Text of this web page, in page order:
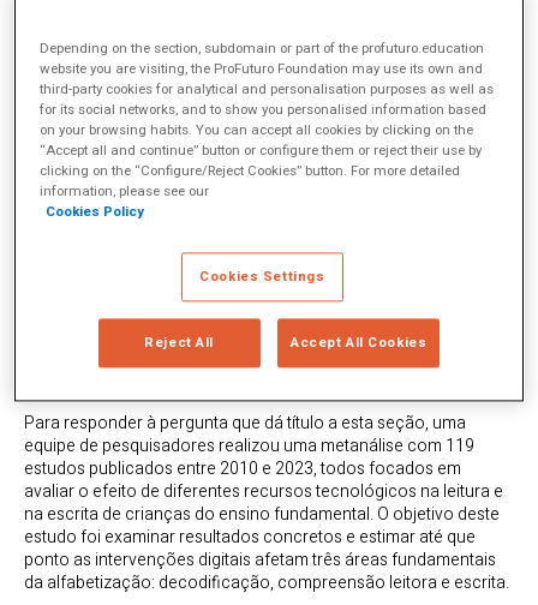
currículo.Enquanto alguns sistemas adotaram soluções digitais
de forma relativamente rápida, outros enfrentaram sérias
limitações de infraestrutura e acesso. Nesse contexto, a
alfabetização infantil — um requisito essencial para o
desenvolvimento acadêmico — tornou-se o foco de muitos
pesquisadores que buscam entender se as ferramentas
tecnológicas realmente fazem diferença.
A tecnologia realmente
melhora a alfabetização? O
que diz a evidência
Para responder à pergunta que dá título a esta seção, uma
equipe de pesquisadores realizou uma metanálise com 119
estudos publicados entre 2010 e 2023, todos focados em
avaliar o efeito de diferentes recursos tecnológicos na leitura e
na escrita de crianças do ensino fundamental. O objetivo deste
estudo foi examinar resultados concretos e estimar até que
ponto as intervenções digitais afetam três áreas fundamentais
da alfabetização: decodificação, compreensão leitora e escrita.
Depending on the section, subdomain or part of the profuturo.education
website you are visiting, the ProFuturo Foundation may use its own and
third-party cookies for analytical and personalisation purposes as well as
for its social networks, and to show you personalised information based
on your browsing habits. You can accept all cookies by clicking on the
“Accept all and continue” button or configure them or reject their use by
clicking on the “Configure/Reject Cookies” button. For more detailed
information, please see our
Cookies Policy
Cookies Settings
Reject All Accept All Cookies